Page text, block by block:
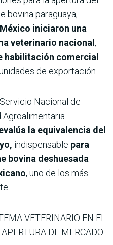
bovina paraguaya,
iniciaron una
veterinario nacional ,
habilitación comercial
de exportación.
Nacional de
Agroalimentaria
la equivalencia del
indispensable para
bovina deshuesada
, uno de los más
VETERINARIO EN EL
DE MERCADO.